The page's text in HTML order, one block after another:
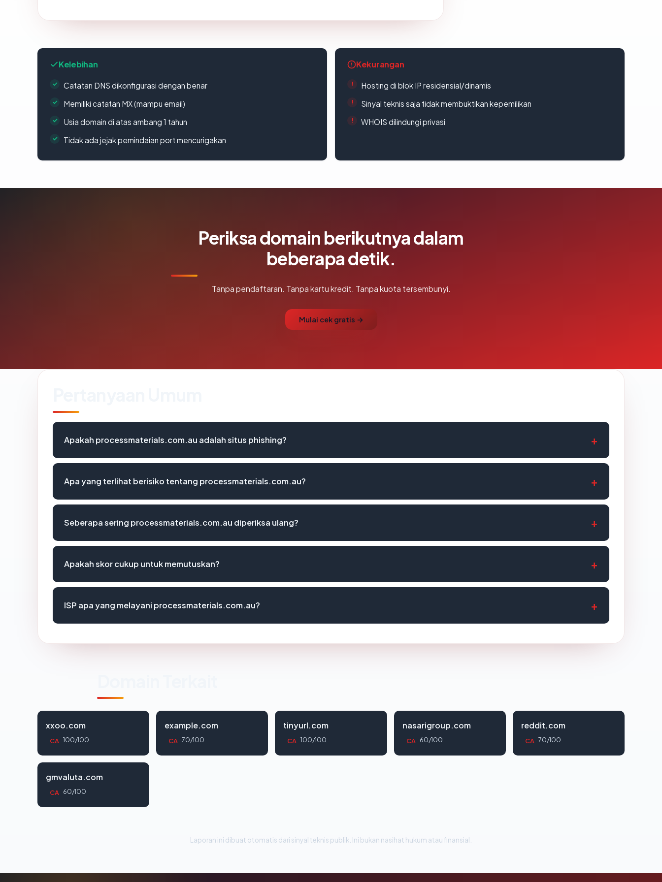
Kelebihan
Catatan DNS dikonfigurasi dengan benar
Memiliki catatan MX (mampu email)
Usia domain di atas ambang 1 tahun
Tidak ada jejak pemindaian port mencurigakan
Kekurangan
Hosting di blok IP residensial/dinamis
Sinyal teknis saja tidak membuktikan kepemilikan
WHOIS dilindungi privasi
Periksa domain berikutnya dalam
beberapa detik.
Tanpa pendaftaran. Tanpa kartu kredit. Tanpa kuota tersembunyi.
Mulai cek gratis →
Apakah processmaterials.com.au adalah situs phishing?
Apa yang terlihat berisiko tentang processmaterials.com.au?
Seberapa sering processmaterials.com.au diperiksa ulang?
Apakah skor cukup untuk memutuskan?
ISP apa yang melayani processmaterials.com.au?
xxoo.com
CA 100/100
example.com
CA 70/100
tinyurl.com
CA 100/100
nasarigroup.com
CA 60/100
reddit.com
CA 70/100
gmvaluta.com
CA 60/100
Laporan ini dibuat otomatis dari sinyal teknis publik. Ini bukan nasihat hukum atau finansial.